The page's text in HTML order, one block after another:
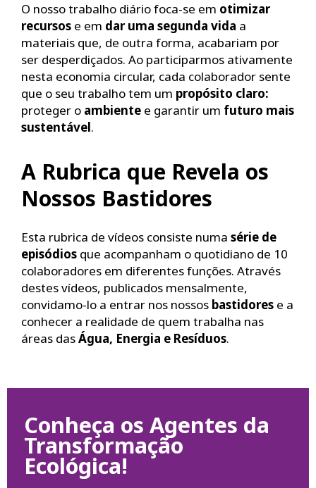
O nosso trabalho diário foca-se em otimizar
recursos e em dar uma segunda vida a
materiais que, de outra forma, acabariam por
ser desperdiçados. Ao participarmos ativamente
nesta economia circular, cada colaborador sente
que o seu trabalho tem um propósito claro:
proteger o ambiente e garantir um futuro mais
sustentável.
A Rubrica que Revela os
Nossos Bastidores
Esta rubrica de vídeos consiste numa série de
episódios que acompanham o quotidiano de 10
colaboradores em diferentes funções. Através
destes vídeos, publicados mensalmente,
convidamo-lo a entrar nos nossos bastidores e a
conhecer a realidade de quem trabalha nas
áreas dasÁgua, Energia e Resíduos.
Conheça os Agentes da
Transformação
Ecológica!